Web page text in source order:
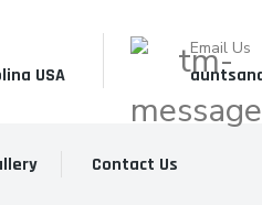
USA
Email Us
Contact Us